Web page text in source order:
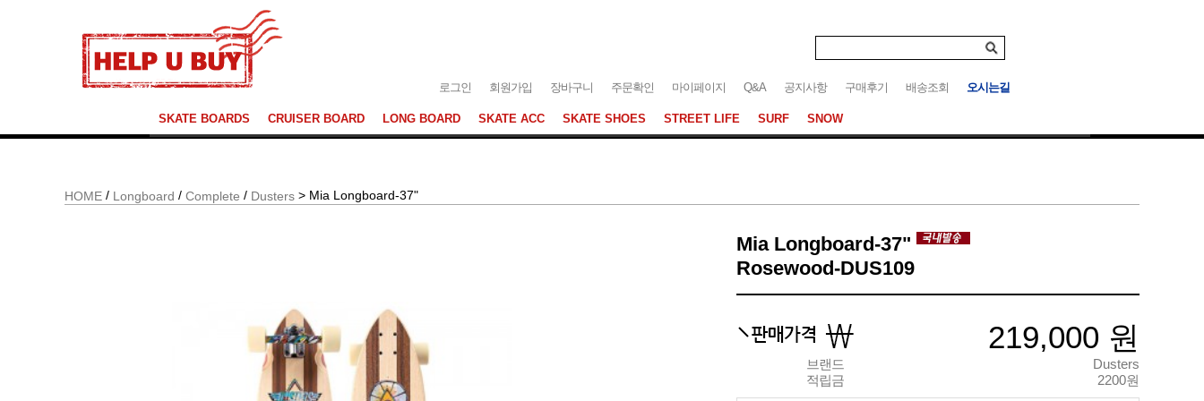
로그인 회원가입 장바구니 주문확인 마이페이지 Q&A 공지사항 구매후기 배송조회 오시는길
SKATE BOARDS CRUISER BOARD LONG BOARD SKATE ACC SKATE SHOES STREET LIFE SURF SNOW
HOME / Longboard / Complete / Dusters > Mia Longboard-37"
Mia Longboard-37"
Rosewood-DUS109
219,000 원
브랜드
Dusters
적립금
2200원